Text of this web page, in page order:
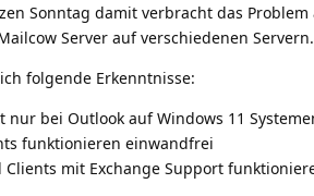
Sonntag damit verbracht das
Server auf verschiedenen
folgende Erkenntnisse:
nur bei Outlook auf Windows 11
funktionieren einwandfrei
Clients mit Exchange Support